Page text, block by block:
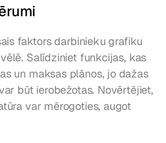
faktors darbinieku grafiku
Salīdziniet funkcijas, kas
un maksas plānos, jo dažas
būt ierobežotas. Novērtējiet,
var mērogoties, augot